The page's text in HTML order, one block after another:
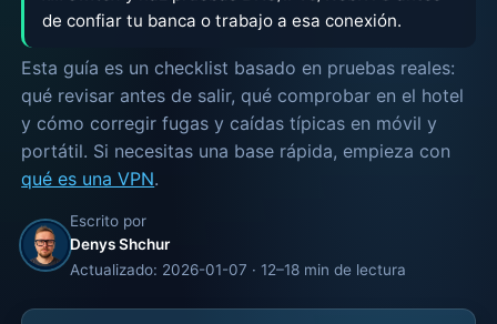
de confiar tu banca o trabajo a esa conexión.
Esta guía es un checklist basado en pruebas reales:
qué revisar antes de salir, qué comprobar en el hotel
y cómo corregir fugas y caídas típicas en móvil y
portátil. Si necesitas una base rápida, empieza con
qué es una VPN.
Escrito por
Denys Shchur
Actualizado: 2026-01-07 · 12–18 min de lectura